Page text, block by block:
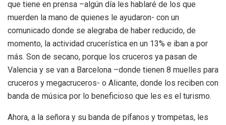
que tiene en prensa –algún día les hablaré de los que
muerden la mano de quienes le ayudaron- con un
comunicado donde se alegraba de haber reducido, de
momento, la actividad crucerística en un 13% e iban a por
más. Son de secano, porque los cruceros ya pasan de
Valencia y se van a Barcelona –donde tienen 8 muelles para
cruceros y megacruceros- o Alicante, donde los reciben con
banda de música por lo beneficioso que les es el turismo.
Ahora, a la señora y su banda de pífanos y trompetas, les